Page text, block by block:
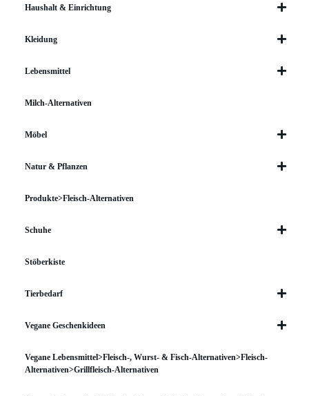
Haushalt & Einrichtung
Kleidung
Lebensmittel
Milch-Alternativen
Möbel
Natur & Pflanzen
Produkte>Fleisch-Alternativen
Schuhe
Stöberkiste
Tierbedarf
Vegane Geschenkideen
Vegane Lebensmittel>Fleisch-, Wurst- & Fisch-Alternativen>Fleisch-
Alternativen>Grillfleisch-Alternativen